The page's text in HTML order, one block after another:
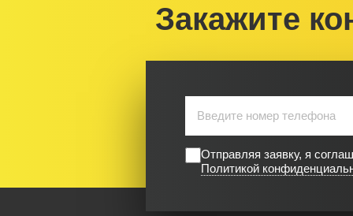
Закажите
Отправляя заявку, я
Политикой